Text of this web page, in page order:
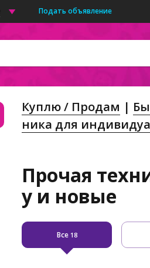
Подать объявление
Куплю / Продам
ника для
Прочая
у и новые
Все 18